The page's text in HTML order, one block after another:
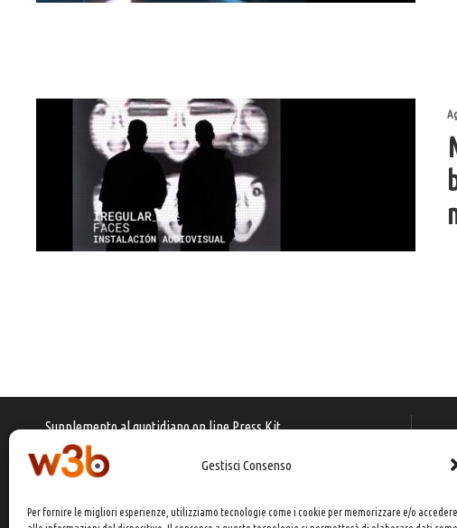
Gestisci Consenso
Per fornire le migliori esperienze, utilizziamo tecnologie come i cookie per memorizzare e/o accedere
Supplemento al quotidiano on line Press Kit
Registrazione Tribunale di Busto Arsizio (VA)
N° 08/04 del 6 Dicembre 2004